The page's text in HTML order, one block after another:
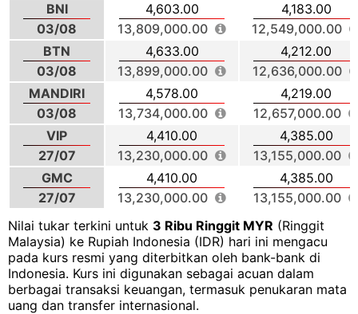
BNI
03/08
4,603.00
13,809,000.00
4,183.00
12,549,000.00
BTN
03/08
4,633.00
13,899,000.00
4,212.00
12,636,000.00
MANDIRI
03/08
4,578.00
13,734,000.00
4,219.00
12,657,000.00
VIP
27/07
4,410.00
13,230,000.00
4,385.00
13,155,000.00
GMC
27/07
4,410.00
13,230,000.00
4,385.00
13,155,000.00
Nilai tukar terkini untuk 3 Ribu Ringgit MYR (Ringgit
Malaysia) ke Rupiah Indonesia (IDR) hari ini mengacu
pada kurs resmi yang diterbitkan oleh bank-bank di
Indonesia. Kurs ini digunakan sebagai acuan dalam
berbagai transaksi keuangan, termasuk penukaran mata
uang dan transfer internasional.